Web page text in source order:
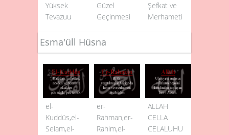
Yüksek
Tevazuu
Güzel
Geçinmesi
Şefkat ve
Merhameti
Esma'üll Hüsna
el-
Kuddüs,el-
Selam,el-
er-
Rahman,er-
Rahim,el-
ALLAH
CELLA
CELALUHU